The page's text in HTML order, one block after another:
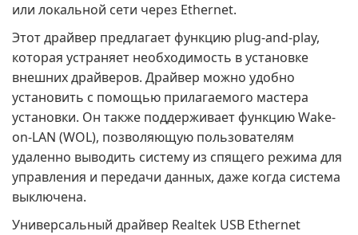
или локальной сети через Ethernet.
Этот драйвер предлагает функцию plug-and-play,
которая устраняет необходимость в установке
внешних драйверов. Драйвер можно удобно
установить с помощью прилагаемого мастера
установки. Он также поддерживает функцию Wake-
on-LAN (WOL), позволяющую пользователям
удаленно выводить систему из спящего режима для
управления и передачи данных, даже когда система
выключена.
Универсальный драйвер Realtek USB Ethernet